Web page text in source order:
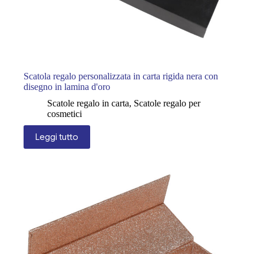
Scatola regalo personalizzata in carta rigida nera con
disegno in lamina d'oro
Scatole regalo in carta, Scatole regalo per
cosmetici
Leggi tutto